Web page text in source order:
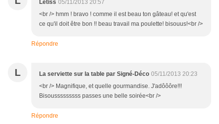
Letiss 05/11/2013 20:57
<br /> hmm ! bravo ! comme il est beau ton gâteau! et qu'est
ce qu'il doit être bon !! beau travail ma poulette! bisouus!<br />
Répondre
L La serviette sur la table par Signé-Déco 05/11/2013 20:23
<br /> Magnifique, et quelle gourmandise. J'adôôôre!!!
Bisousssssssss passes une belle soirée<br />
Répondre